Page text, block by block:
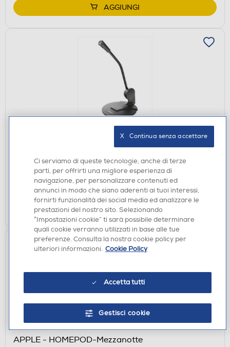
AGGIUNGI
MEDIACOM - IATMDMMIC020-Nero
Acquisto online:non disponibile
Ritiro in negozio in 30' gratuito: verifica
CERCA NEGOZIO
APPLE - HOMEPOD-Mezzanotte
Ci serviamo di queste tecnologie, anche di terze
parti, per offrirti una migliore esperienza di
navigazione, per personalizzare contenuti ed
annunci in modo che siano aderenti ai tuoi interessi,
fornirti funzionalità dei social media ed analizzare le
prestazioni del nostro sito. Selezionando
“Impostazioni cookie” ti sarà possibile determinare
quali cookie verranno utilizzati in base alle tue
preferenze. Consulta la nostra cookie policy per
ulteriori informazioni. Cookie Policy
Accetta tutti
Gestisci cookie
X   Continua senza accettare